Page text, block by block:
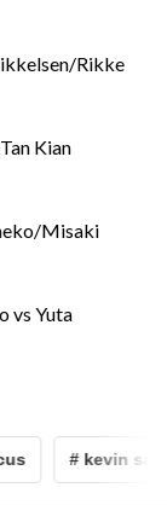
Rikke
Kian
Misaki
vs Yuta
# kevin